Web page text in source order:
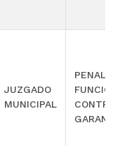
JUZGADO
MUNICIPAL
PENAL